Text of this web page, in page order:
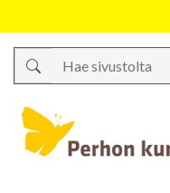
Päävalikko